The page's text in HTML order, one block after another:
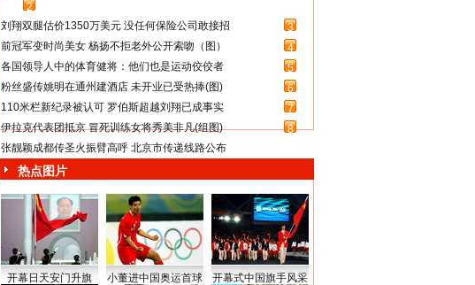
2
刘翔双腿估价1350万美元 没任何保险公司敢接招
3
前冠军变时尚美女 杨扬不拒老外公开索吻（图）
4
各国领导人中的体育健将：他们也是运动佼佼者
5
粉丝盛传姚明在通州建酒店 未开业已受热捧(图)
6
110米栏新纪录被认可 罗伯斯超越刘翔已成事实
7
伊拉克代表团抵京 冒死训练女将秀美非凡(组图)
8
张靓颖成都传圣火振臂高呼 北京市传递线路公布
热点图片
开幕日天安门升旗 小董进中国奥运首球 开幕式中国旗手风采